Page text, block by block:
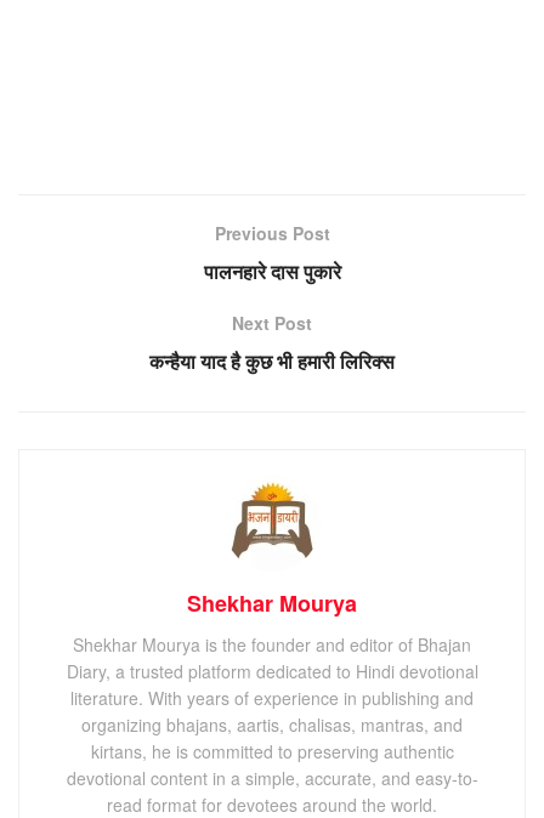
Previous Post
पालनहारे दास पुकारे
Next Post
कन्हैया याद है कुछ भी हमारी लिरिक्स
Shekhar Mourya
Shekhar Mourya is the founder and editor of Bhajan
Diary, a trusted platform dedicated to Hindi devotional
literature. With years of experience in publishing and
organizing bhajans, aartis, chalisas, mantras, and
kirtans, he is committed to preserving authentic
devotional content in a simple, accurate, and easy-to-
read format for devotees around the world.